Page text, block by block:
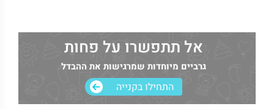
אל תתפשרו על פחות
גרביים מיוחדות שמרגישות את ההבדל
התחילו בקנייה